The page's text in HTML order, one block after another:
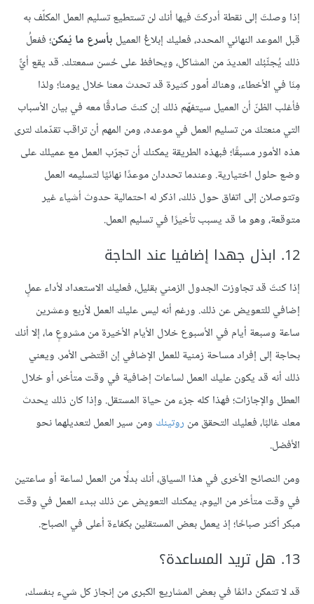
إذا وصلتَ إلى نقطة أدركتَ فيها أنك لن تستطيع تسليم العمل المكلّف به
قبل الموعد النهائي المحدد، فعليك إبلاغُ العميل بأسرع ما يُمكن؛ ففعلُ
ذلك يُجنِّبُك العديدَ من المشاكل، ويحافظ على حُسن سمعتك. قد يقع أيٌّ
مِنَا في الأخطاء، وهناك أمور كثيرة قد تحدث معنا خلال يومنا؛ ولذا
فأغلب الظنّ أن العميل سيتفهّم ذلك إن كنتَ صادقًا معه في بيان الأسباب
التي منعتكَ من تسليم العمل في موعده، ومن المهم أن تراقب تقدّمك لترى
هذه الأمور مسبقًا؛ فبهذه الطريقة يمكنك أن تجرّب العمل مع عميلك على
وضع حلول اختيارية. وعندما تحددان موعدًا نهائيًا لتسليمه العمل
وتتوصلان إلى اتفاق حول ذلك، اذكر له احتمالية حدوث أشياء غير
متوقعة، وهو ما قد يسبب تأخيرًا في تسليم العمل.
12. ابذل جهدا إضافيا عند الحاجة
إذا كنتَ قد تجاوزت الجدول الزمني بقليل، فعليك الاستعداد لأداء عملٍ
إضافي للتعويض عن ذلك. ورغم أنه ليس عليك العمل لأربع وعشرين
ساعة وسبعة أيام في الأسبوع خلال الأيام الأخيرة من مشروعٍ ما، إلا أنك
بحاجة إلى إفراد مساحة زمنية للعمل الإضافي إن اقتضى الأمر. ويعني
ذلك أنه قد يكون عليك العمل لساعات إضافية في وقت متأخر، أو خلال
العطل والإجازات؛ فهذا كله جزء من حياة المستقل. وإذا كان ذلك يحدث
معك غالبًا، فعليك التحقق من روتينك ومن سير العمل لتعديلهما نحو
الأفضل.
ومن النصائح الأخرى في هذا السياق، أنك بدلًا من العمل لساعة أو ساعتين
في وقت متأخر من اليوم، يمكنك التعويض عن ذلك ببدء العمل في وقت
مبكر أكثر صباحًا؛ إذ يعمل بعض المستقلين بكفاءة أعلى في الصباح.
13. هل تريد المساعدة؟
قد لا تتمكن دائمًا في بعض المشاريع الكبرى من إنجاز كل شيء بنفسك،